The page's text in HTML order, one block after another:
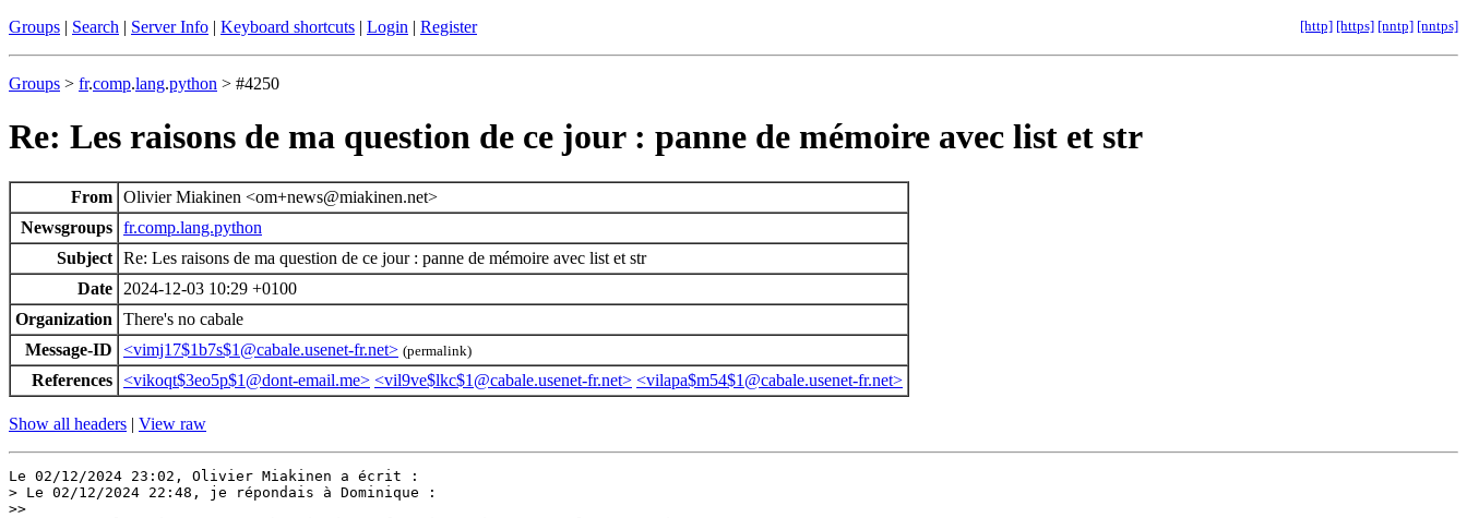
Groups | Search | Server Info | Keyboard shortcuts | Login | Register [http] [https] [nntp] [nntps]
Groups > fr.comp.lang.python > #4250
Re: Les raisons de ma question de ce jour : panne de mémoire avec list et str
From Olivier Miakinen <om+news@miakinen.net>
Newsgroups fr.comp.lang.python
Subject Re: Les raisons de ma question de ce jour : panne de mémoire avec list et str
Date
2024-12-03 10:29 +0100
Organization
There's no cabale
Message-ID
<vimj17$1b7s$1@cabale.usenet-fr.net> (permalink)
References <vikoqt$3eo5p$1@dont-email.me> <vil9ve$lkc$1@cabale.usenet-fr.net> <vilapa$m54$1@cabale.usenet-fr.net>
Show all headers | View raw
Le 02/12/2024 23:02, Olivier Miakinen a écrit :
> Le 02/12/2024 22:48, je répondais à Dominique :
>>